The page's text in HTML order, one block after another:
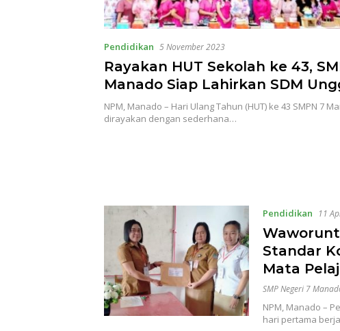
Pendidikan 5 November 2023
Rayakan HUT Sekolah ke 43,
Manado Siap Lahirkan SDM
NPM, Manado – Hari Ulang Tahun (HUT) ke 43 SMPN 7
dirayakan dengan sederhana…
Pendidikan 11
Standar
Mata
SMP Negeri 7
NPM, Manado –
hari pertama